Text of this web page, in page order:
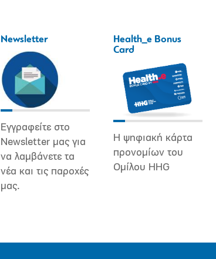
Newsletter
Εγγραφείτε στο
Newsletter μας για
να λαμβάνετε τα
νέα και τις παροχές
μας.
Health_e Bonus
Card
Η ψηφιακή κάρτα
προνομίων του
Ομίλου HHG